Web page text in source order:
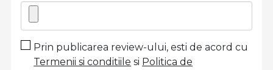
Prin publicarea review-ului, esti de acord cu
Termenii si conditiile si Politica de